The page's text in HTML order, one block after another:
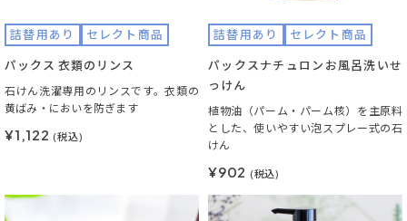
詰替用あり セレクト商品
パックス 衣類のリンス
石けん洗濯専用のリンスです。衣類の
黄ばみ・においを防ぎます
¥1,122 (税込)
詰替用あり セレクト商品
パックスナチュロンお風呂洗いせ
っけん
植物油（パーム・パーム核）を主原料
とした、使いやすい泡スプレー式の石
けん
¥902 (税込)